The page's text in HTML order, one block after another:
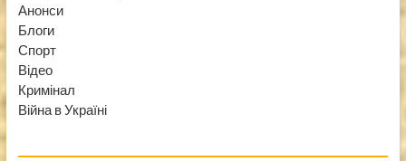
Анонси
Блоги
Спорт
Відео
Кримінал
Війна в Україні